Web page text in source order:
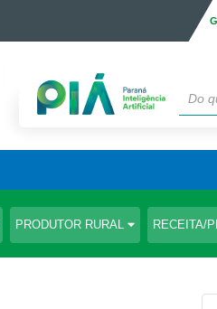
PRODUTOR RURAL RECEITA/